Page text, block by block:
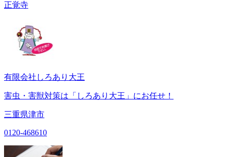
正覚寺
有限会社しろあり大王
害虫・害獣対策は「しろあり大王」にお任せ！
三重県津市
0120-468610